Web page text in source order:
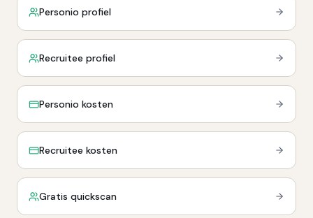
Personio profiel
Recruitee profiel
Personio kosten
Recruitee kosten
Gratis quickscan